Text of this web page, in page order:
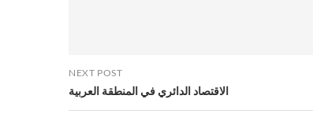
NEXT POST
الاقتصاد الدائري في المنطقة العربية